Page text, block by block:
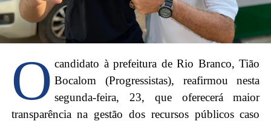
O candidato à prefeitura de Rio Branco, Tião
Bocalom (Progressistas), reafirmou nesta
segunda-feira, 23, que oferecerá maior
transparência na gestão dos recursos públicos caso